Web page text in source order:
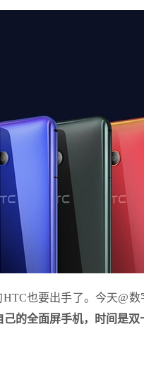
也要出手了。今天@数
的全面屏手机，时间是双